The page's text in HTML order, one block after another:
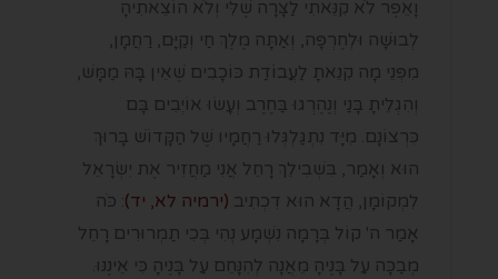
וָאֵפֶר לֹא קִנֵּאתִי לַצָּרָה שֶׁלִּי וְלֹא הוֹצֵאתִיהָ
לְבוּשָׁה וּלְחֶרְפָּה, וְאַתָּה מֶלֶךְ חַי וְקַיָּם, רַחֲמָן,
מִפְּנֵי מָה קִנֵאתָ לַעֲבוֹדַת כּוֹכָבִים שֶׁאֵין בָּהּ מַמָּשׁ,
וְהִגְלֵיתָ בָּנַי וְנֶהֶרְגוּ בַּחֶרֶב וְעָשׂוּ אוֹיְבִים בָּם
כִּרְצוֹנָם. מִיָּד נִתְגַּלְגְּלוּ רַחֲמָיו שֶׁל הַקָּדוֹשׁ בָּרוּךְ
הוּא וְאָמַר, בִּשְׁבִילֵךְ רָחֵל אֲנִי מַחֲזִיר אֶת יִשְׂרָאֵל
לִמְקוֹמָן, הֲדָא הוּא דִכְתִיב (ירמיה לא, יד): כֹּה
אָמַר ה' קוֹל בְּרָמָה נִשְׁמָע נְהִי בְּכִי תַמְרוּרִים רָחֵל
מְבַכָּה עַל בָּנֶיהָ מֵאֲנָה לְהִנָּחֵם עַל בָּנֶיהָ כִּי אֵינֶנּוּ.